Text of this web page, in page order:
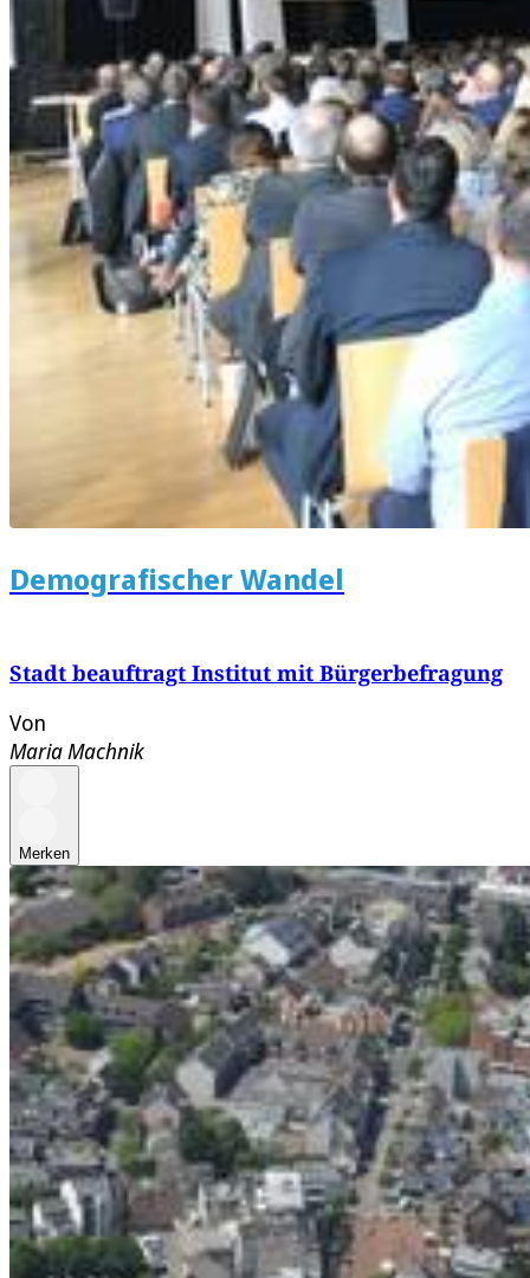
Demografischer Wandel
Stadt beauftragt Institut mit Bürgerbefragung
Von
Maria Machnik
Merken